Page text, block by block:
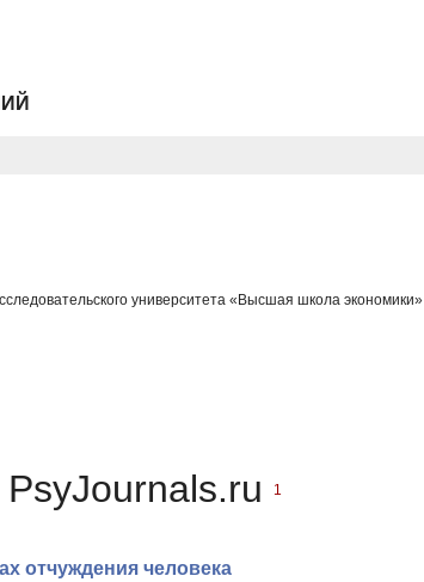
университета «Высшая школа экономики»
1
отчуждения человека